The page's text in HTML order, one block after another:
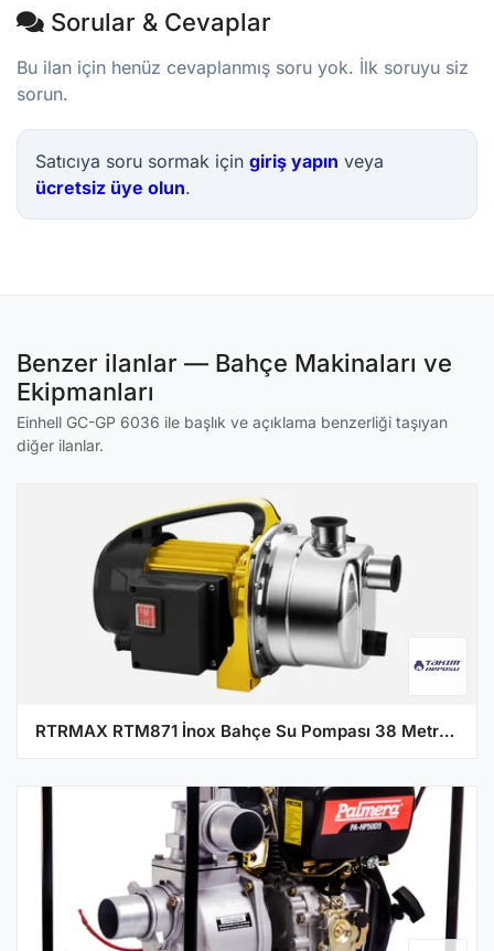
Sorular & Cevaplar
Bu ilan için henüz cevaplanmış soru yok. İlk soruyu siz
sorun.
Satıcıya soru sormak için giriş yapın veya
ücretsiz üye olun.
Benzer ilanlar — Bahçe Makinaları ve
Ekipmanları
Einhell GC-GP 6036 ile başlık ve açıklama benzerliği taşıyan
diğer ilanlar.
RTRMAX RTM871 İnox Bahçe Su Pompası 38 Metre 800W